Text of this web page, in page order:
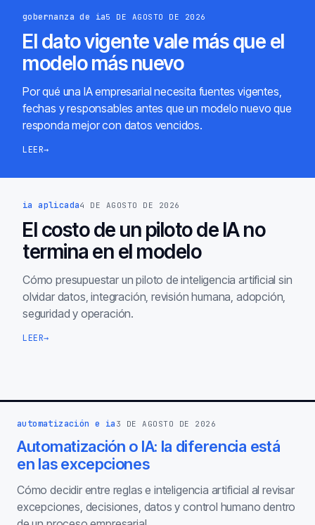
gobernanza de ia5 DE AGOSTO DE 2026
El dato vigente vale más que el
modelo más nuevo
Por qué una IA empresarial necesita fuentes vigentes,
fechas y responsables antes que un modelo nuevo que
responda mejor con datos vencidos.
LEER→
ia aplicada4 DE AGOSTO DE 2026
El costo de un piloto de IA no
termina en el modelo
Cómo presupuestar un piloto de inteligencia artificial sin
olvidar datos, integración, revisión humana, adopción,
seguridad y operación.
LEER→
automatización e ia 3 DE AGOSTO DE 2026
Automatización o IA: la diferencia está
en las excepciones
Cómo decidir entre reglas e inteligencia artificial al revisar
excepciones, decisiones, datos y control humano dentro